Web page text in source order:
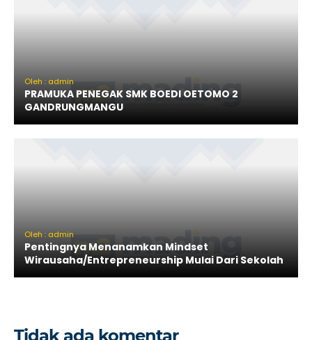
Oleh : admin
PRAMUKA PENEGAK SMK BOEDI OETOMO 2
GANDRUNGMANGU
Oleh : admin
Pentingnya Menanamkan Mindset
Wirausaha/Entrepreneurship Mulai Dari Sekolah
Tidak ada komentar